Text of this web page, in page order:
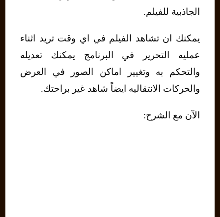
الجاذبية للفيلم.
يمكنك ان تشاهد الفيلم في اي وقت تريد اثناء
عمليه التحرير في البرنامج يمكنك تعديله
والتحكم به وتغيير اماكن الصور في العرض
والحركات الانتقاليه ايضاً شاهد غير براحتك.
الآن مع الشرح: